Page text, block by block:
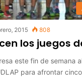
2015 808
los juegos
este fin de semana
para afrontar